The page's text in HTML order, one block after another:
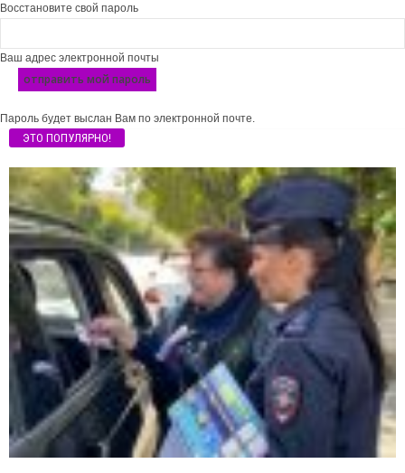
Восстановите свой пароль
Ваш адрес электронной почты
Пароль будет выслан Вам по электронной почте.
ЭТО ПОПУЛЯРНО!